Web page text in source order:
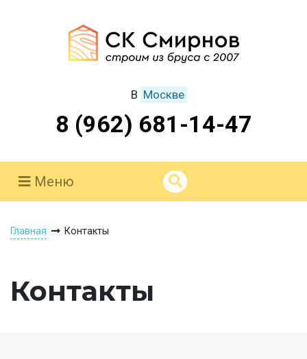
В Москве
8 (962) 681-14-47
Меню
Главная Контакты
Контакты